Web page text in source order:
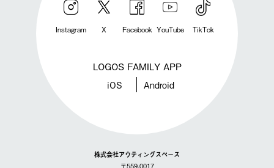
Instagram X Facebook YouTube TikTok
LOGOS FAMILY APP
iOS Android
株式会社アウティングスペース